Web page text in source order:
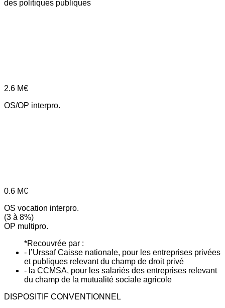
des politiques publiques
2.6 M€
OS/OP interpro.
0.6 M€
OS vocation interpro.
(3 à 8%)
OP multipro.
*Recouvrée par :
- l’Urssaf Caisse nationale, pour les entreprises privées
et publiques relevant du champ de droit privé
- la CCMSA, pour les salariés des entreprises relevant
du champ de la mutualité sociale agricole
DISPOSITIF CONVENTIONNEL